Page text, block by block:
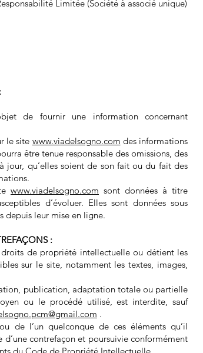
Limitée (Société à associé unique)
de fournir une information concernant
le site www.viadelsogno.com des informations
être tenue responsable des omissions, des
jour, qu’elles soient de son fait ou du fait des
www.viadelsogno.com sont données à titre
d’évoluer. Elles sont données sous
depuis leur mise en ligne.
:
de propriété intellectuelle ou détient les
sur le site, notamment les textes, images,
publication, adaptation totale ou partielle
ou le procédé utilisé, est interdite, sauf
.
de l’un quelconque de ces éléments qu’il
contrefaçon et poursuivie conformément